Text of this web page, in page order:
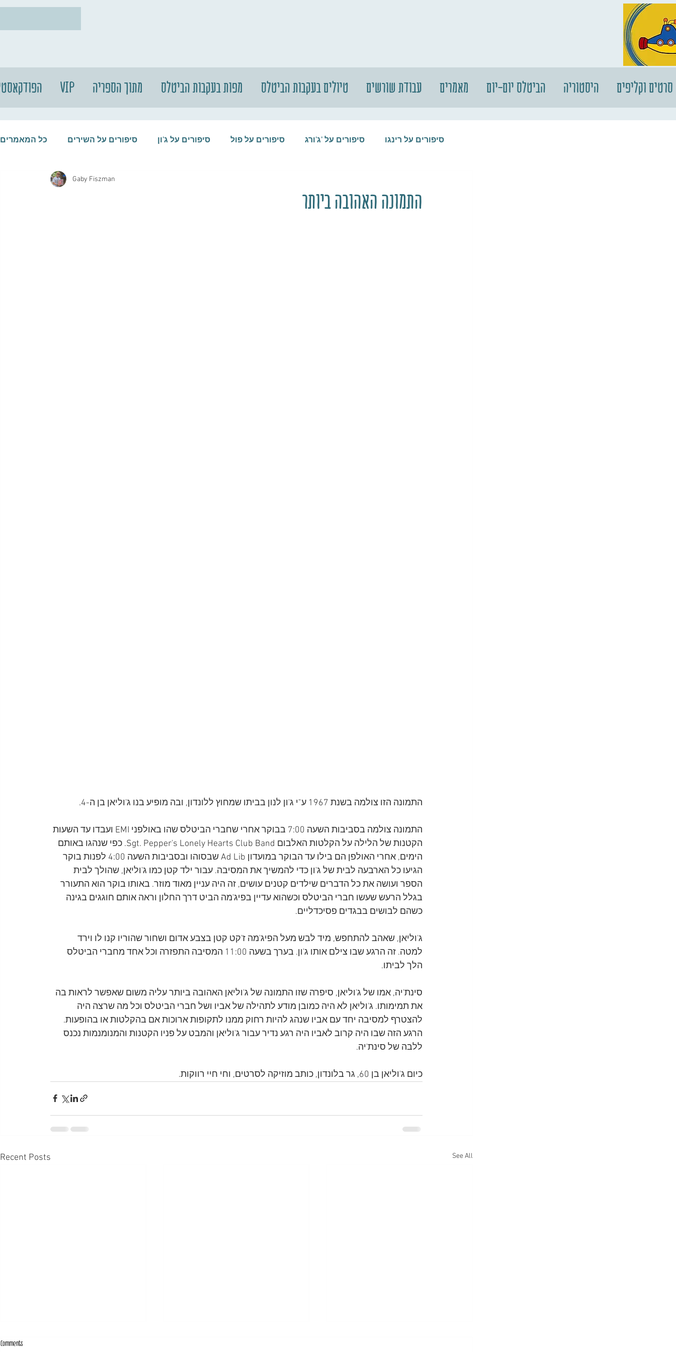
VIP מתוך הספריה מפות בעקבות הביטלס טיולים בעקבות הביטלס עבודת שורשים מאמרים הביטלס יום-יום היסטוריה סרטים וקליפים
כל המאמרים סיפורים על השירים סיפורים על ג'ון סיפורים על פול סיפורים על 'ג'ורג סיפורים על רינגו
סיפורים על הביטלס סיפורים על התקליטים
התמונה האהובה ביותר
Gaby Fiszman
התמונה הזו צולמה בשנת 1967 ע"י ג'ון לנון בביתו שמחוץ ללונדון, ובה מופיע בנו ג'וליאן בן ה-4.
התמונה צולמה בסביבות השעה 7:00 בבוקר אחרי שחברי הביטלס שהו באולפני EMI ועבדו עד השעות
הקטנות של הלילה על הקלטות האלבום Sgt. Pepper's Lonely Hearts Club Band. כפי שנהגו באותם
הימים, אחרי האולפן הם בילו עד הבוקר במועדון Ad Lib שבסוהו ובסביבות השעה 4:00 לפנות בוקר
הגיעו כל הארבעה לבית של ג'ון כדי להמשיך את המסיבה. עבור ילד קטן כמו ג'וליאן, שהולך לבית
הספר ועושה את כל הדברים שילדים קטנים עושים, זה היה עניין מאוד מוזר. באותו בוקר הוא התעורר
בגלל הרעש שעשו חברי הביטלס וכשהוא עדיין בפיג'מה הביט דרך החלון וראה אותם חוגגים בגינה
כשהם לבושים בבגדים פסיכדליים.
ג'וליאן, שאהב להתחפש, מיד לבש מעל הפיג'מה ז'קט קטן בצבע אדום ושחור שהוריו קנו לו וירד
למטה. זה הרגע שבו צילם אותו ג'ון. בערך בשעה 11:00 המסיבה התפזרה וכל אחד מחברי הביטלס
הלך לביתו.
סינת'יה, אמו של ג'וליאן, סיפרה שזו התמונה של ג'וליאן האהובה ביותר עליה משום שאפשר לראות בה
את תמימותו. ג'וליאן לא היה כמובן מודע לתהילה של אביו ושל חברי הביטלס וכל מה שרצה היה
להצטרף למסיבה יחד עם אביו שנהג להיות רחוק ממנו לתקופות ארוכות אם בהקלטות או בהופעות.
הרגע הזה שבו היה קרוב לאביו היה רגע נדיר עבור ג'וליאן והמבט על פניו הקטנות והמנומנמות נכנס
ללבה של סינת'יה.
כיום ג'וליאן בן 60, גר בלונדון, כותב מוזיקה לסרטים, וחי חיי רווקות.
Recent Posts See All
Comments